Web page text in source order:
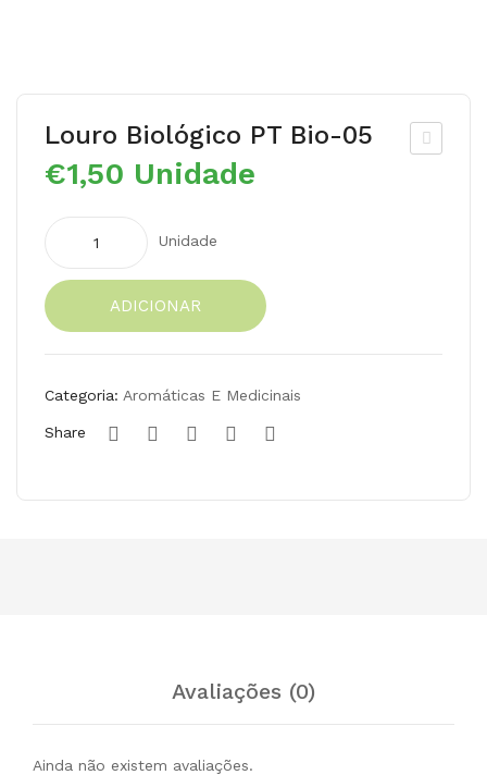
s
ógi
Louro Biológico PT Bio-05
€1,50 Unidade
de
Louro
Biológico
PT
Bio-
Unidade
ADICIONAR
Categoria: Aromáticas E Medicinais
Share
Avaliações (0)
Ainda não existem avaliações.